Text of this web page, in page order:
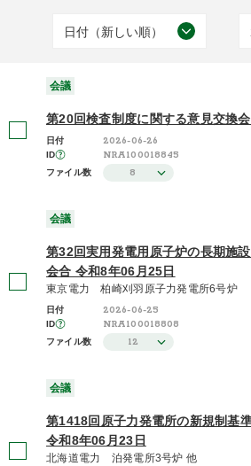
(3,159)
会議
2026年度 / 令和8年度
(64)
2025年度 / 令和7年度
(176)
2024年度 / 令和6年度
日付（新しい順）
施設（昇順）
施設（降順）
関連性
会議
第20回検査制度に関する意見交換
日付 2026-06-26
ID NRA100018845
ファイル数 8
会議
第32回実用発電用原子炉の長期施
会合 令和8年06月25日
東京電力 柏崎刈羽原子力発電所6号炉
日付 2026-06-25
ID NRA100018808
ファイル数 12
会議
第1418回原子力発電所の新規制基
令和8年06月23日
北海道電力 泊発電所3号炉 他